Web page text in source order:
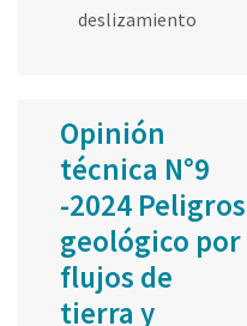
deslizamiento
Opinión
técnica N°9
-2024 Peligros
geológico por
flujos de
tierra y